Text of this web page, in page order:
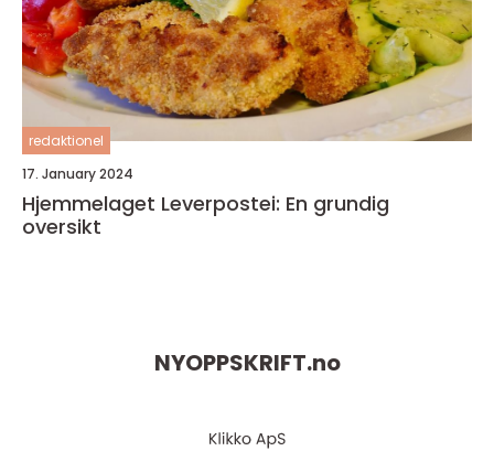
redaktionel
17. January 2024
Hjemmelaget Leverpostei: En grundig
oversikt
NYOPPSKRIFT.no